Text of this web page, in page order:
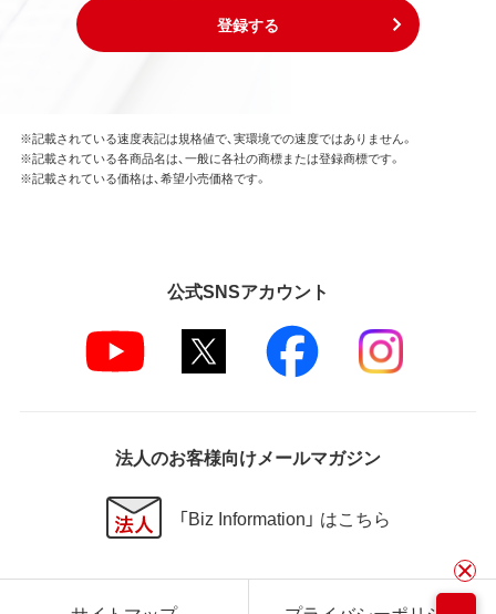
登録する
※記載されている速度表記は規格値で、実環境での速度ではありません。
※記載されている各商品名は、一般に各社の商標または登録商標です。
※記載されている価格は、希望小売価格です。
公式SNSアカウント
法人のお客様向けメールマガジン
「Biz Information」 はこちら